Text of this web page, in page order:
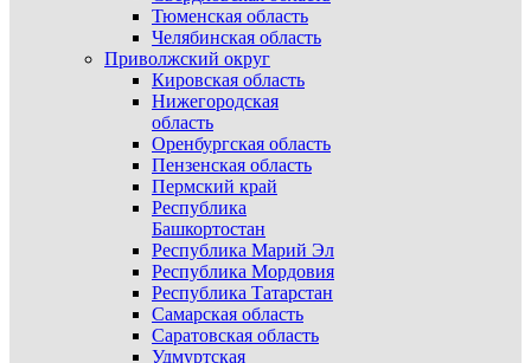
Тюменская область
Челябинская область
Приволжский округ
Кировская область
Нижегородская
область
Оренбургская область
Пензенская область
Пермский край
Республика
Башкортостан
Республика Марий Эл
Республика Мордовия
Республика Татарстан
Самарская область
Саратовская область
Удмуртская